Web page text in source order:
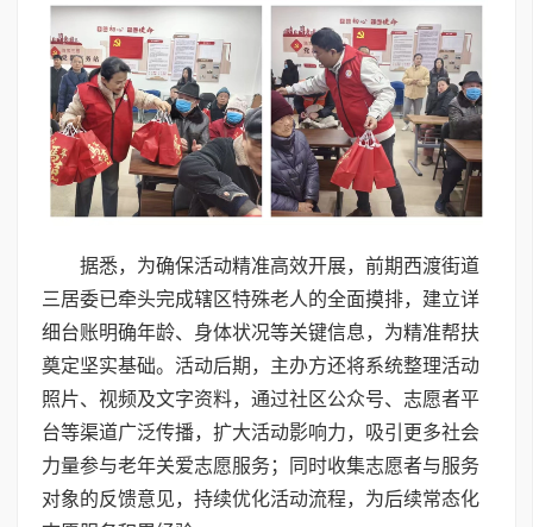
据悉，为确保活动精准高效开展，前期西渡街道
三居委已牵头完成辖区特殊老人的全面摸排，建立详
细台账明确年龄、身体状况等关键信息，为精准帮扶
奠定坚实基础。活动后期，主办方还将系统整理活动
照片、视频及文字资料，通过社区公众号、志愿者平
台等渠道广泛传播，扩大活动影响力，吸引更多社会
力量参与老年关爱志愿服务；同时收集志愿者与服务
对象的反馈意见，持续优化活动流程，为后续常态化